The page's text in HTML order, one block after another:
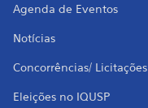
Agenda de Eventos
Notícias
Concorrências/ Licitações
Eleições no IQUSP